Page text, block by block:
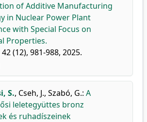
of Additive Manufacturing
in Nuclear Power Plant
with Special Focus on
Properties.
42 (12), 981-988, 2025.
S., Cseh, J., Szabó, G.: A
leletegyüttes bronz
és ruhadíszeinek